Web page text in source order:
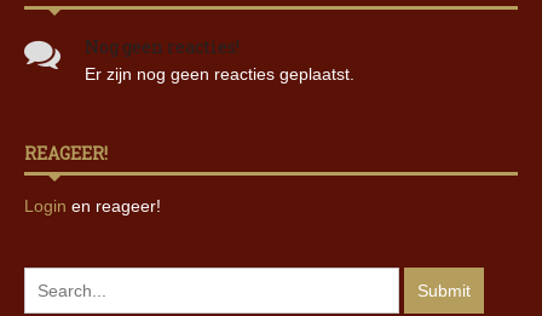
Nog geen reacties!
Er zijn nog geen reacties geplaatst.
REAGEER!
Login en reageer!